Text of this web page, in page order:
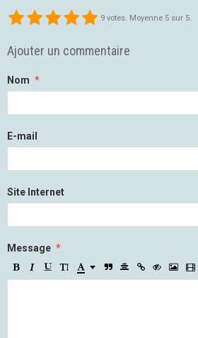
9 votes. Moyenne 5 sur 5.
Ajouter un commentaire
Nom
E-mail
Site Internet
Message